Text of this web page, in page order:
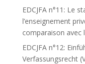
EDCJFA n°11: Le
l’enseignement
comparaison avec
EDCJFA n°12:
Verfassungsrecht